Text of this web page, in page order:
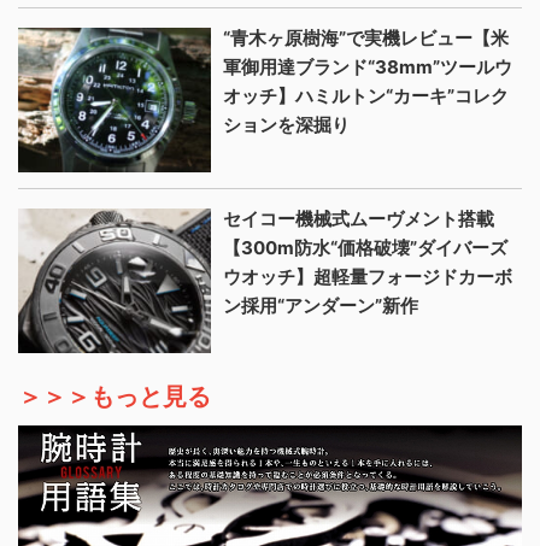
“青木ヶ原樹海”で実機レビュー【米
軍御用達ブランド“38mm”ツールウ
オッチ】ハミルトン“カーキ”コレク
ションを深掘り
セイコー機械式ムーヴメント搭載
【300m防水“価格破壊”ダイバーズ
ウオッチ】超軽量フォージドカーボ
ン採用“アンダーン”新作
＞＞＞もっと見る